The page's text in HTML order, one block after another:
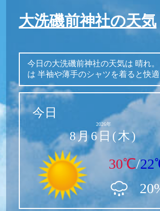
大洗磯前神社の天気
今日の大洗磯前神社の天気は 晴れ。
は 半袖や薄手のシャツを着ると快
今日
2026年
8月6日(木)
30℃/